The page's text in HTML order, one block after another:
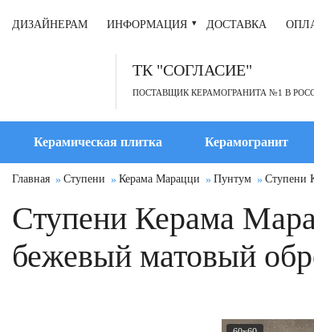
ДИЗАЙНЕРАМ ИНФОРМАЦИЯ ДОСТАВКА
ТК "СОГЛАСИЕ"
ПОСТАВЩИК КЕРАМОГРАНИТА №1 В
Керамическая плитка Керамогранит
Главная Ступени Керама Марацци Пунтум Ступени
Ступени Керама
бежевый матовый